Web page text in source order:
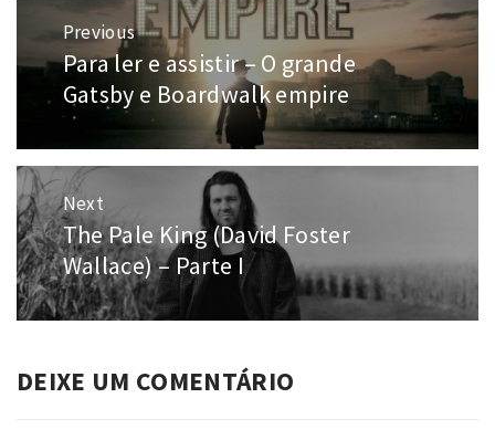
Navegação
de
Post
Previous
Previous
post:
Para ler e assistir – O grande
Gatsby e Boardwalk empire
Next
Next
post:
The Pale King (David Foster
Wallace) – Parte I
DEIXE UM COMENTÁRIO